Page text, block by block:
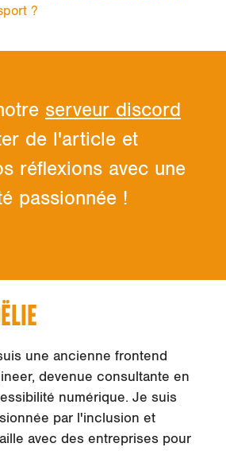
?
serveur discord
de l'article et
réflexions avec une
passionnée !
une ancienne frontend
devenue consultante en
numérique. Je suis
par l'inclusion et
avec des entreprises pour